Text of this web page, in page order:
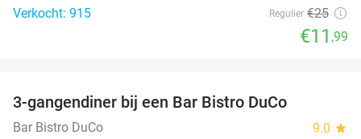
Verkocht: 915 Regulier €25
€11 ,99
3-gangendiner bij een Bar Bistro DuCo
Bar Bistro DuCo 9.0 star